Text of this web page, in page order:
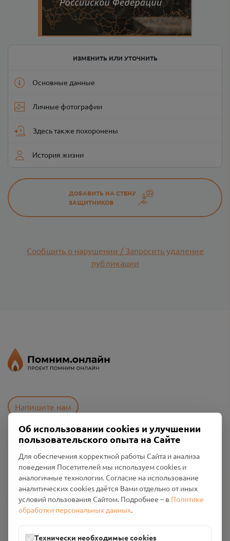
ИЗМЕНИТЬ ИЛИ УТОЧНИТЬ
Основные данные
Личные фотографии
Здесь также похоронены
История жизни
ДОБАВИТЬ НА СТЕНУ
ЗАЩИТНИКОВ
Сообщить о нарушении / Запросить удаление
публикации
Напишите нам
Политика конфиденциальности
Промо-материалы
Настройки cookies
Общество с ограниченной ответственностью «Смоленский
Проект Помним»
ИНН: 6700029207 ОГРН: 1256700001986
Об использовании cookies и улучшении
пользовательского опыта на Сайте
Для обеспечения корректной работы Сайта и анализа
поведения Посетителей мы используем cookies и
аналогичные технологии. Согласие на использование
аналитических cookies даётся Вами отдельно от иных
условий пользования Сайтом. Подробнее – в Политике
обработки персональных данных.
Технически необходимые cookies